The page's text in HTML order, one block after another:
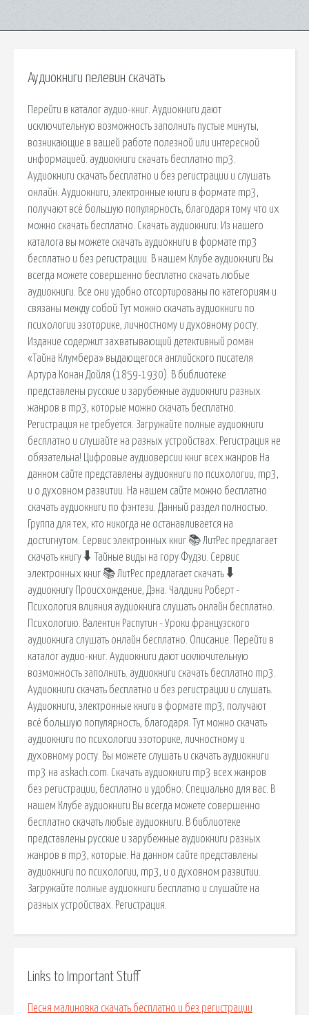
Аудиокниги пелевин скачать
Перейти в каталог аудио-книг. Аудиокниги дают
исключительную возможность заполнить пустые минуты,
возникающие в вашей работе полезной или интересной
информацией. аудиокниги скачать бесплатно mp3.
Аудиокниги скачать бесплатно и без регистрации и слушать
онлайн. Аудиокниги, электронные книги в формате mp3,
получают всё большую популярность, благодаря тому что их
можно скачать бесплатно. Скачать аудиокниги. Из нашего
каталога вы можете скачать аудиокниги в формате mp3
бесплатно и без регистрации. В нашем Клубе аудиокниги Вы
всегда можете совершенно бесплатно скачать любые
аудиокниги. Все они удобно отсортированы по категориям и
связаны между собой Тут можно скачать аудиокниги по
психологии эзоторике, личностному и духовному росту.
Издание содержит захватывающий детективный роман
«Тайна Клумбера» выдающегося английского писателя
Артура Конан Дойля (1859-1930). В библиотеке
представлены русские и зарубежные аудиокниги разных
жанров в mp3, которые можно скачать бесплатно.
Регистрация не требуется. Загружайте полные аудиокниги
бесплатно и слушайте на разных устройствах. Регистрация не
обязательна! Цифровые аудиоверсии книг всех жанров На
данном сайте представлены аудиокниги по психологии, mp3,
и о духовном развитии. На нашем сайте можно бесплатно
скачать аудиокниги по фэнтези. Данный раздел полностью.
Группа для тех, кто никогда не останавливается на
достигнутом. Сервис электронных книг 📚 ЛитРес предлагает
скачать книгу 🠳 Тайные виды на гору Фудзи. Сервис
электронных книг 📚 ЛитРес предлагает скачать 🠳
аудиокнигу Происхождение, Дэна. Чалдини Роберт -
Психология влияния аудиокнига слушать онлайн бесплатно.
Психологию. Валентин Распутин - Уроки французского
аудиокнига слушать онлайн бесплатно. Описание. Перейти в
каталог аудио-книг. Аудиокниги дают исключительную
возможность заполнить. аудиокниги скачать бесплатно mp3.
Аудиокниги скачать бесплатно и без регистрации и слушать.
Аудиокниги, электронные книги в формате mp3, получают
всё большую популярность, благодаря. Тут можно скачать
аудиокниги по психологии эзоторике, личностному и
духовному росту. Вы можете слушать и скачать аудиокниги
mp3 на askach.com. Скачать аудиокниги mp3 всех жанров
без регистрации, бесплатно и удобно. Специально для вас. В
нашем Клубе аудиокниги Вы всегда можете совершенно
бесплатно скачать любые аудиокниги. В библиотеке
представлены русские и зарубежные аудиокниги разных
жанров в mp3, которые. На данном сайте представлены
аудиокниги по психологии, mp3, и о духовном развитии.
Загружайте полные аудиокниги бесплатно и слушайте на
разных устройствах. Регистрация.
Links to Important Stuff
Песня малиновка скачать бесплатно и без регистрации